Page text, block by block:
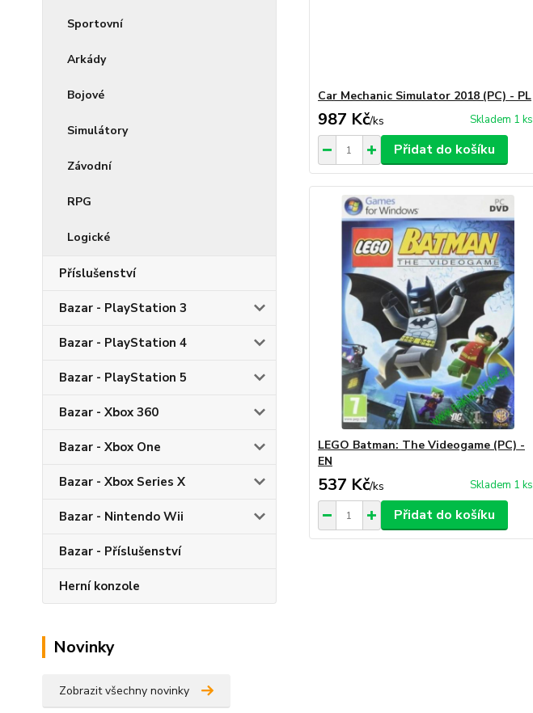
Sportovní
Arkády
Bojové
Simulátory
Závodní
RPG
Logické
Příslušenství
Bazar - PlayStation 3
Bazar - PlayStation 4
Bazar - PlayStation 5
Bazar - Xbox 360
Bazar - Xbox One
Bazar - Xbox Series X
Bazar - Nintendo Wii
Bazar - Příslušenství
Herní konzole
Novinky
Zobrazit všechny novinky
Car Mechanic Simulator 2018 (PC) - PL
987 Kč/ks Skladem 1 ks
Přidat do košíku
LEGO Batman: The Videogame (PC) -
EN
537 Kč/ks Skladem 1 ks
Přidat do košíku